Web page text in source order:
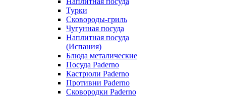
Турки
Сковороды-гриль
Чугунная посуда
Наплитная посуда
(Испания)
Блюда металические
Посуда Paderno
Кастрюли Paderno
Противни Paderno
Сковородки Paderno